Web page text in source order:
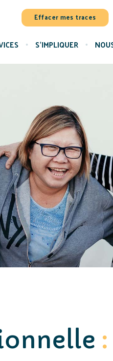
Effacer mes traces
S'IMPLIQUER
: